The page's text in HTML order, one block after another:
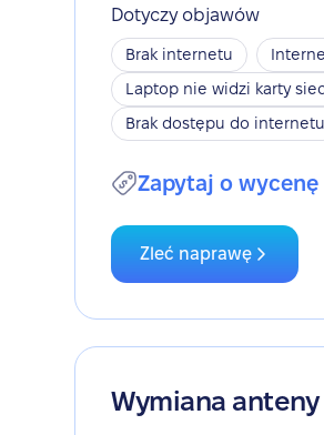
Dotyczy objawów
Brak internetu
Laptop nie widzi karty
Brak dostępu do internetu
Zapytaj o wycenę
Zleć naprawę
Wymiana anteny